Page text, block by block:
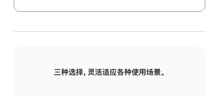
三种选择，灵活适应各种使用场景。